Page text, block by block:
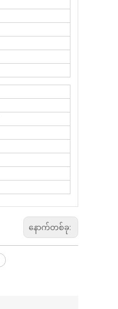
နောက်တစ်ခု: